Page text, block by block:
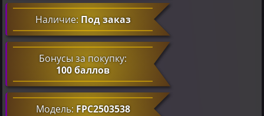
Наличие:Под заказ
Бонусы за покупку:
100 баллов
Модель:FPC2503538